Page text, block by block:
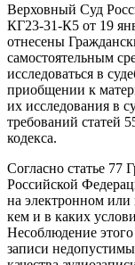
Верховный Суд
КГ23-31-К5 от 19
отнесены
самостоятельным
исследоваться в
приобщении к
их исследования в
требований статей
кодекса.
Согласно статье 77
Российской
на электронном или
кем и в каких
Несоблюдение
записи